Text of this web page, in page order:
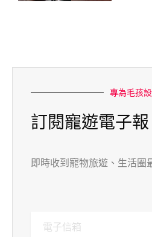
專為毛孩
訂閱寵遊電子報
即時收到寵物旅遊、生活圈